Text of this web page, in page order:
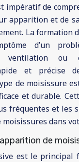
impératif de
apparition et de
La formation
d’un
ventilation ou
et précise
de moisissure
et durable.
fréquentes et les
moisissures dans
de
est le principal